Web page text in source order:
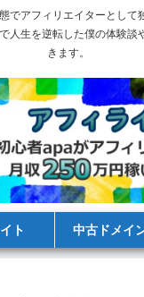
でアフィリエイターとして
人生を逆転した僕の体験談
きます。
ト 中古ドメイ